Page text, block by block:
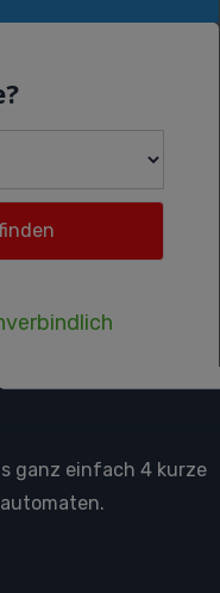
ganz einfach 4 kurze